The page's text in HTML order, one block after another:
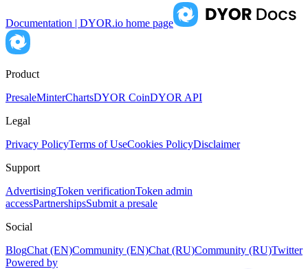
Documentation | DYOR.io home page
Product
PresaleMinterChartsDYOR CoinDYOR API
Legal
Privacy PolicyTerms of UseCookies PolicyDisclaimer
Support
AdvertisingToken verificationToken admin
accessPartnershipsSubmit a presale
Social
BlogChat (EN)Community (EN)Chat (RU)Community (RU)Twitter
Powered by